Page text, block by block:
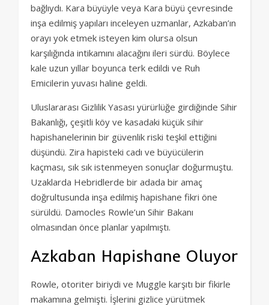
bağlıydı. Kara büyüyle veya Kara büyü çevresinde
inşa edilmiş yapıları inceleyen uzmanlar, Azkaban’ın
orayı yok etmek isteyen kim olursa olsun
karşılığında intikamını alacağını ileri sürdü. Böylece
kale uzun yıllar boyunca terk edildi ve Ruh
Emicilerin yuvası haline geldi.
Uluslararası Gizlilik Yasası yürürlüğe girdiğinde Sihir
Bakanlığı, çeşitli köy ve kasadaki küçük sihir
hapishanelerinin bir güvenlik riski teşkil ettiğini
düşündü. Zira hapisteki cadı ve büyücülerin
kaçması, sık sık istenmeyen sonuçlar doğurmuştu.
Uzaklarda Hebridlerde bir adada bir amaç
doğrultusunda inşa edilmiş hapishane fikri öne
sürüldü. Damocles Rowle’un Sihir Bakanı
olmasından önce planlar yapılmıştı.
Azkaban Hapishane Oluyor
Rowle, otoriter biriydi ve Muggle karşıtı bir fikirle
makamına gelmişti. İşlerini gizlice yürütmek